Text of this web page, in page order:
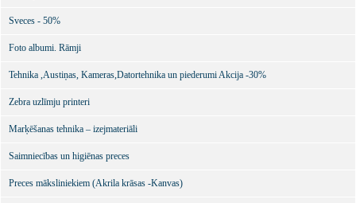
Sveces - 50%
Foto albumi. Rāmji
Tehnika ,Austiņas, Kameras,Datortehnika un piederumi Akcija -30%
Zebra uzlīmju printeri
Marķēšanas tehnika – izejmateriāli
Saimniecības un higiēnas preces
Preces māksliniekiem (Akrila krāsas -Kanvas)